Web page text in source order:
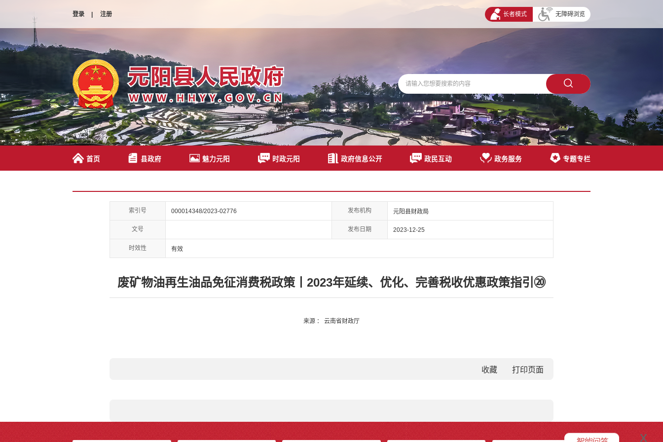
登录 | 注册 长者模式 无障碍浏览
首页 县政府 魅力元阳 时政元阳 政府信息公开 政民互动 政务服务 专题专栏
索引号 000014348/2023-02776 发布机构 元阳县财政局
文号 发布日期 2023-12-25
时效性 有效
废矿物油再生油品免征消费税政策丨2023年延续、优化、完善税收优惠政策指引⑳
来源 ： 云南省财政厅
收藏
x